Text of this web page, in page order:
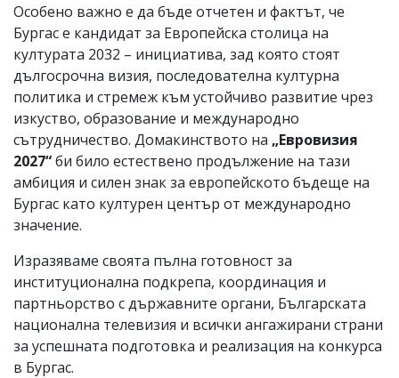
Особено важно е да бъде отчетен и фактът, че
Бургас е кандидат за Европейска столица на
културата 2032 – инициатива, зад която стоят
дългосрочна визия, последователна културна
политика и стремеж към устойчиво развитие чрез
изкуство, образование и международно
сътрудничество. Домакинството на „Евровизия
2027“би било естествено продължение на тази
амбиция и силен знак за европейското бъдеще на
Бургас като културен център от международно
значение.
Изразяваме своята пълна готовност за
институционална подкрепа, координация и
партньорство с държавните органи, Българската
национална телевизия и всички ангажирани страни
за успешната подготовка и реализация на конкурса
в Бургас.